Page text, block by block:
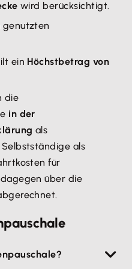
wird berücksichtigt.
genutzten
ein Höchstbetrag von
die
in der
als
als
für
über die